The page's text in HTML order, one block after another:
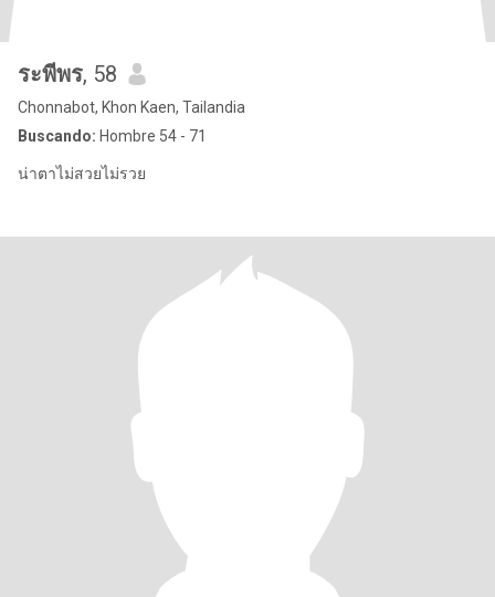
ระพีพร, 58
Chonnabot, Khon Kaen, Tailandia
Buscando: Hombre 54 - 71
น่าตาไม่สวยไม่รวย